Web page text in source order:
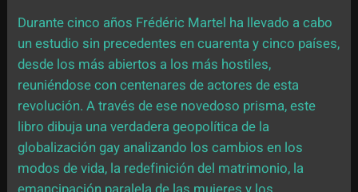
Durante cinco años Frédéric Martel ha llevado a cabo
un estudio sin precedentes en cuarenta y cinco países,
desde los más abiertos a los más hostiles,
reuniéndose con centenares de actores de esta
revolución. A través de ese novedoso prisma, este
libro dibuja una verdadera geopolítica de la
globalización gay analizando los cambios en los
modos de vida, la redefinición del matrimonio, la